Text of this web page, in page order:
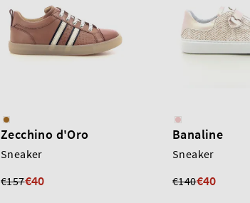
Zecchino d'Oro
Sneaker
€157€40
Banaline
Sneaker
€140€40